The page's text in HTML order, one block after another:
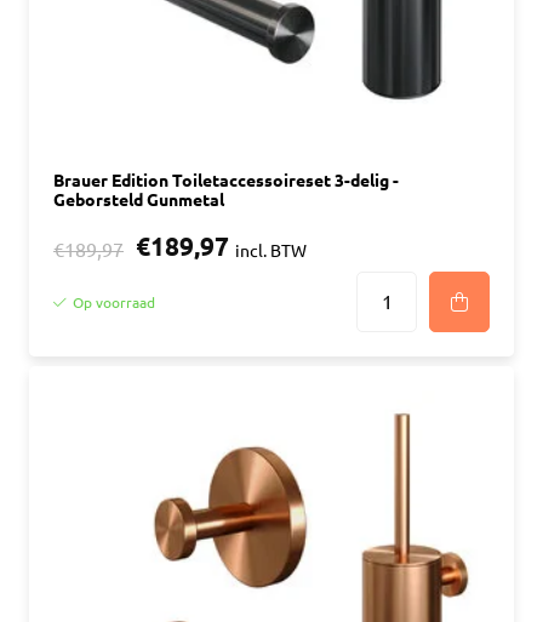
Brauer Edition Toiletaccessoireset 3-delig -
Geborsteld Gunmetal
€189,97 €189,97 incl. BTW
Op voorraad